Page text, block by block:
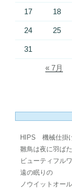
17 18
24 25
31
« 7月
HIPS 機械仕掛
雛鳥は夜に羽ばた
ビューティフル
遠の眠りの
ノウイットオー